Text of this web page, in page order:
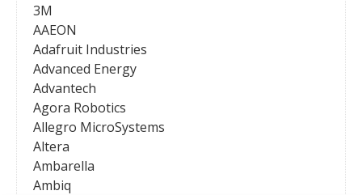
3M
AAEON
Adafruit Industries
Advanced Energy
Advantech
Agora Robotics
Allegro MicroSystems
Altera
Ambarella
Ambiq